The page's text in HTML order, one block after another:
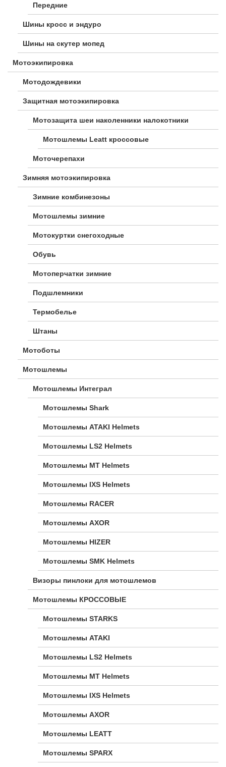
Передние
Шины кросс и эндуро
Шины на скутер мопед
Мотоэкипировка
Мотодождевики
Защитная мотоэкипировка
Мотозащита шеи наколенники налокотники
Мотошлемы Leatt кроссовые
Моточерепахи
Зимняя мотоэкипировка
Зимние комбинезоны
Мотошлемы зимние
Мотокуртки снегоходные
Обувь
Мотоперчатки зимние
Подшлемники
Термобелье
Штаны
Мотоботы
Мотошлемы
Мотошлемы Интеграл
Мотошлемы Shark
Мотошлемы ATAKI Helmets
Мотошлемы LS2 Helmets
Мотошлемы MT Helmets
Мотошлемы IXS Helmets
Мотошлемы RACER
Мотошлемы AXOR
Мотошлемы HIZER
Мотошлемы SMK Helmets
Визоры пинлоки для мотошлемов
Мотошлемы КРОССОВЫЕ
Мотошлемы STARKS
Мотошлемы ATAKI
Мотошлемы LS2 Helmets
Мотошлемы MT Helmets
Мотошлемы IXS Helmets
Мотошлемы AXOR
Мотошлемы LEATT
Мотошлемы SPARX